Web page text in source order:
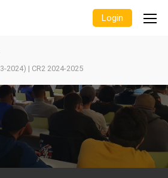
Login
2024) | CR2 2024-2025